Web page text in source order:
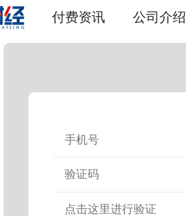
付费资讯 公司介绍
点击这里进行验证